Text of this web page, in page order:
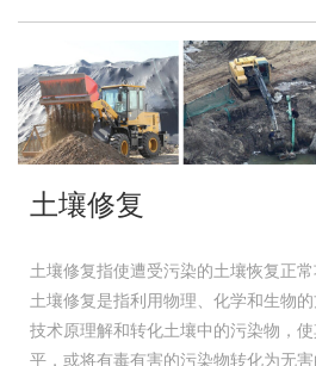
土壤修复
土壤修复指使遭受污染的土壤恢复正
土壤修复是指利用物理、化学和生物
技术原理解和转化土壤中的污染物，
平，或将有毒有害的污染物转化为无